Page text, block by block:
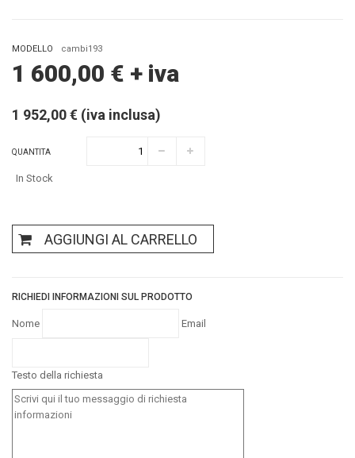
MODELLO cambi193
1 600,00 € + iva
1 952,00 € (iva inclusa)
QUANTITA
In Stock
AGGIUNGI AL CARRELLO
RICHIEDI INFORMAZIONI SUL PRODOTTO
Nome Email
Testo della richiesta